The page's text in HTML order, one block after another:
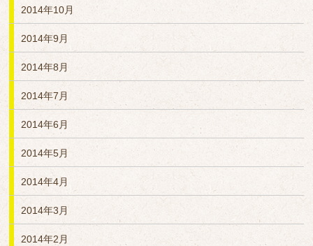
2014年10月
2014年9月
2014年8月
2014年7月
2014年6月
2014年5月
2014年4月
2014年3月
2014年2月